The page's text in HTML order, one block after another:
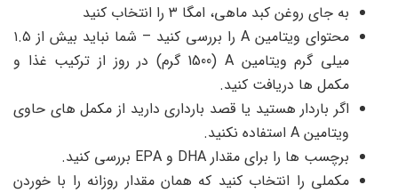
به جای روغن کبد ماهی، امگا ۳ را انتخاب کنید
محتوای ویتامین A را بررسی کنید – شما نباید بیش از ۱.۵
میلی گرم ویتامین A (1500 گرم) در روز از ترکیب غذا و
مکمل ها دریافت کنید.
اگر باردار هستید یا قصد بارداری دارید از مکمل های حاوی
ویتامین A استفاده نکنید.
برچسب ها را برای مقدار DHA و EPA بررسی کنید.
مکملی را انتخاب کنید که همان مقدار روزانه را با خوردن